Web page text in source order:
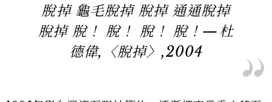
脫掉 龜毛脫掉 脫掉 通通脫掉
脫掉 脫！ 脫！ 脫！ 脫！—杜
德偉,〈脫掉〉,2004